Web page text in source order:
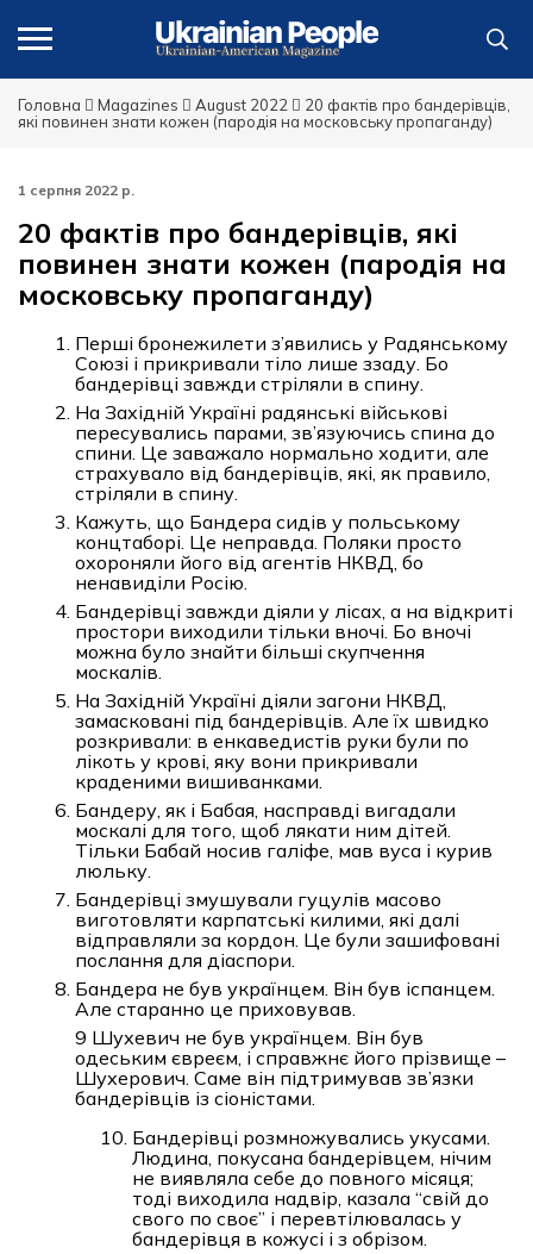
Головна Magazines August 2022
20 фактів про бандерівців,
які повинен знати кожен (пародія на московську пропаганду)
1 серпня 2022 р.
20 фактів про бандерівців, які
повинен знати кожен (пародія на
московську пропаганду)
Перші бронежилети з’явились у Радянському
Союзі і прикривали тіло лише ззаду. Бо
бандерівці завжди стріляли в спину.
На Західній Україні радянські військові
пересувались парами, зв’язуючись спина до
спини. Це заважало нормально ходити, але
страхувало від бандерівців, які, як правило,
стріляли в спину.
Кажуть, що Бандера сидів у польському
концтаборі. Це неправда. Поляки просто
охороняли його від агентів НКВД, бо
ненавиділи Росію.
Бандерівці завжди діяли у лісах, а на відкриті
простори виходили тільки вночі. Бо вночі
можна було знайти більші скупчення
москалів.
На Західній Україні діяли загони НКВД,
замасковані під бандерівців. Але їх швидко
розкривали: в енкаведистів руки були по
лікоть у крові, яку вони прикривали
краденими вишиванками.
Бандеру, як і Бабая, насправді вигадали
москалі для того, щоб лякати ним дітей.
Тільки Бабай носив галіфе, мав вуса і курив
люльку.
Бандерівці змушували гуцулів масово
виготовляти карпатські килими, які далі
відправляли за кордон. Це були зашифовані
послання для діаспори.
Бандера не був українцем. Він був іспанцем.
Але старанно це приховував.
9 Шухевич не був українцем. Він був
одеським євреєм, і справжнє його прізвище –
Шухерович. Саме він підтримував зв’язки
бандерівців із сіоністами.
Бандерівці розмножувались укусами.
Людина, покусана бандерівцем, нічим
не виявляла себе до повного місяця;
тоді виходила надвір, казала “свій до
свого по своє” і перевтілювалась у
бандерівця в кожусі і з обрізом.